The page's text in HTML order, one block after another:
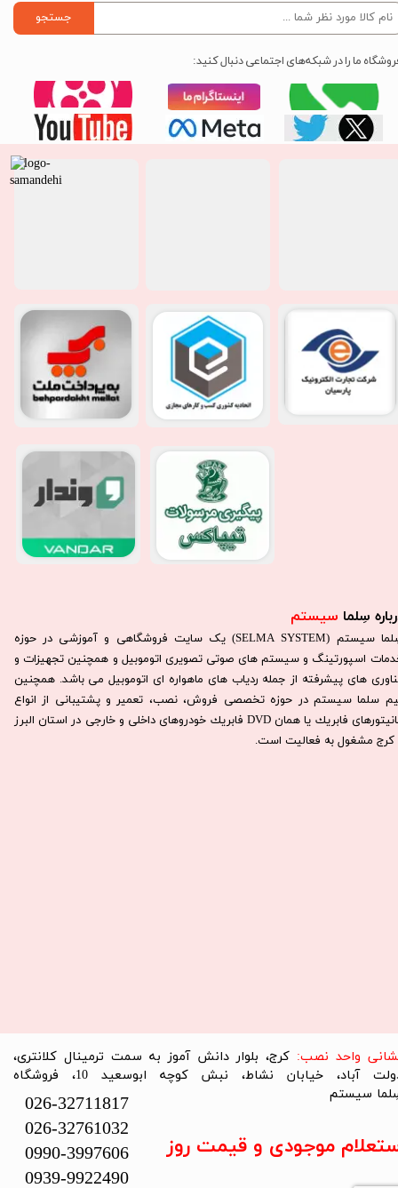
سِلما سیستم​​​​​​​
سِلما سيستم (SELMA SYSTEM) یک سایت فروشگاهی و آموزشی در حوزه
اسپورتینگ و سیستم های صوتی تصویری اتوموبیل و همچنین تجهیزات و
های پیشرفته از جمله ردیاب های ماهواره ای اتوموبیل می باشد. همچنين
سلما سيستم در حوزه تخصصی فروش، نصب، تعمير و پشتيبانی از انواع
مانيتورهای فابريك يا همان DVD فابريك خودروهای داخلی و خارجی در استان البرز
كرج مشغول به فعاليت است.​​​​​​​
جستجو
ما را در شبکه‌های اجتماعی دنبال کنید:
واحد نصب: کرج، بلوار دانش آموز به سمت ترمینال کلانتری،
دولت آباد، خیابان نشاط، نبش کوچه ابوسعید 10، فروشگاه
سیستم​​​​​​​
026-32711817
026-32761032
0990-3997606
0939-9922490
موجودی و قیمت روز